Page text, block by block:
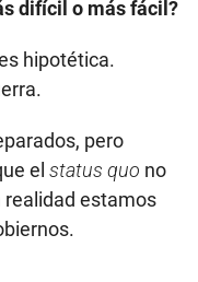
difícil o más fácil?
hipotética.
pero
el status quo no
realidad estamos